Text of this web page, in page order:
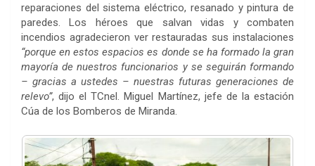
reparaciones del sistema eléctrico, resanado y pintura de
paredes. Los héroes que salvan vidas y combaten
incendios agradecieron ver restauradas sus instalaciones
“porque en estos espacios es donde se ha formado la gran
mayoría de nuestros funcionarios y se seguirán formando
– gracias a ustedes – nuestras futuras generaciones de
relevo”, dijo el TCnel. Miguel Martínez, jefe de la estación
Cúa de los Bomberos de Miranda.